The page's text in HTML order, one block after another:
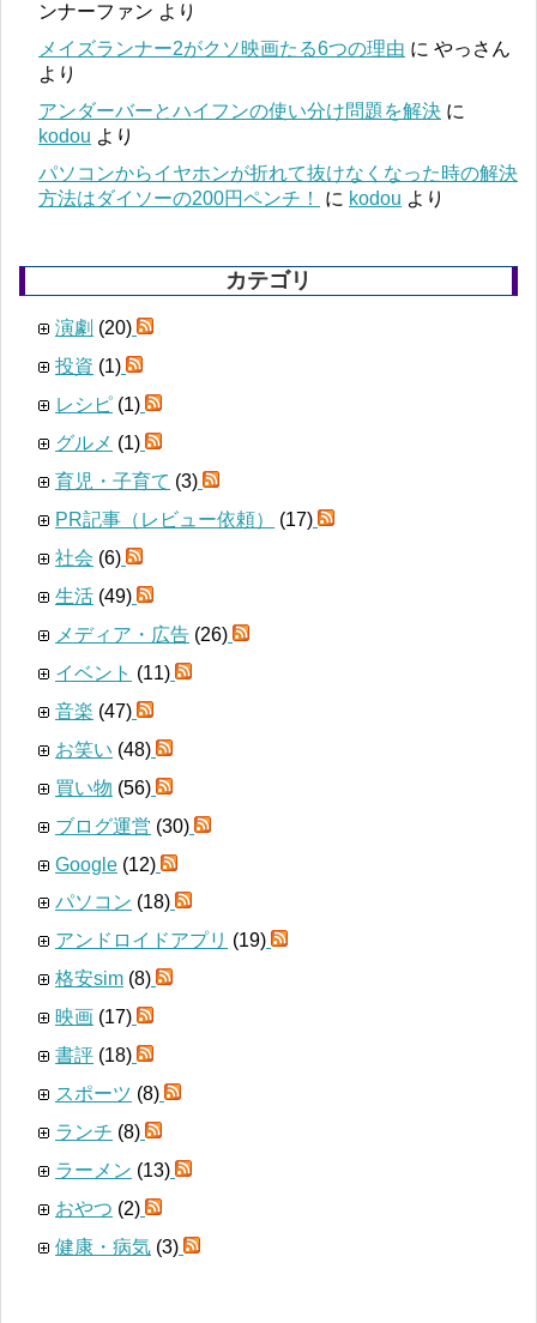
ンナーファン より
メイズランナー2がクソ映画たる6つの理由 に やっさん
より
アンダーバーとハイフンの使い分け問題を解決 に
kodou より
パソコンからイヤホンが折れて抜けなくなった時の解決
方法はダイソーの200円ペンチ！
に kodou より
カテゴリ
演劇 (20)
投資 (1)
レシピ (1)
グルメ (1)
育児・子育て (3)
PR記事（レビュー依頼）
(17)
社会 (6)
生活 (49)
メディア・広告 (26)
イベント (11)
音楽 (47)
お笑い (48)
買い物 (56)
ブログ運営 (30)
Google (12)
パソコン (18)
アンドロイドアプリ (19)
格安sim (8)
映画 (17)
書評 (18)
スポーツ (8)
ランチ (8)
ラーメン (13)
おやつ (2)
健康・病気 (3)